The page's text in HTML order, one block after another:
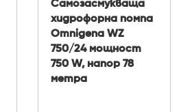
Самозасмукваща
хидрофорна помпа
Omnigena WZ
750/24 мощност
750 W, напор 78
метра